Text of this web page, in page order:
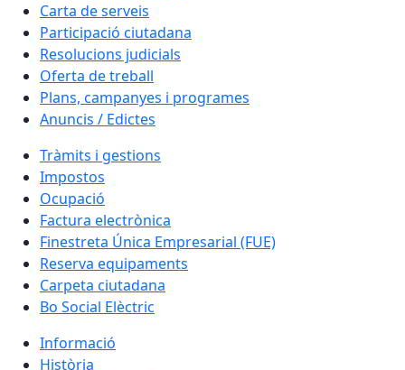
Carta de serveis
Participació ciutadana
Resolucions judicials
Oferta de treball
Plans, campanyes i programes
Anuncis / Edictes
Tràmits i gestions
Impostos
Ocupació
Factura electrònica
Finestreta Única Empresarial (FUE)
Reserva equipaments
Carpeta ciutadana
Bo Social Elèctric
Informació
Història